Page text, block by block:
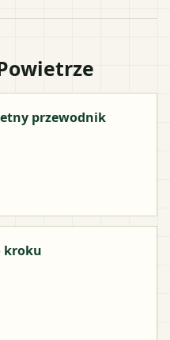
przewodnik
kroku